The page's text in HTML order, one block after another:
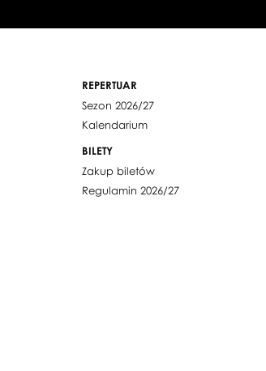
REPERTUAR
Sezon 2026/27
Kalendarium
BILETY
Zakup biletów
Regulamin 2026/27